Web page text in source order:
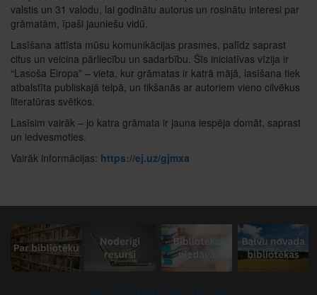
valstis un 31 valodu, lai godinātu autorus un rosinātu interesi par
grāmatām, īpaši jauniešu vidū.
Lasīšana attīsta mūsu komunikācijas prasmes, palīdz saprast
citus un veicina pārliecību un sadarbību. Šīs iniciatīvas vīzija ir
“Lasoša Eiropa” – vieta, kur grāmatas ir katrā mājā, lasīšana tiek
atbalstīta publiskajā telpā, un tikšanās ar autoriem vieno cilvēkus
literatūras svētkos.
Lasīsim vairāk – jo katra grāmata ir jauna iespēja domāt, saprast
un iedvesmoties.
Vairāk informācijas: https://ej.uz/gjmxa